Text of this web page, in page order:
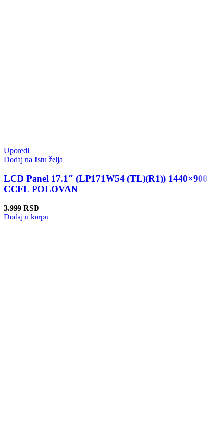
Uporedi
Dodaj na listu želja
LCD Panel 17.1″ (LP171W54 (TL)(R1)) 1440×900
CCFL POLOVAN
3.999 RSD
Dodaj u korpu